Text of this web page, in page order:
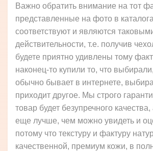
Важно обратить внимание на тот
представленные на фото в
соответствуют и являются
действительности, т.е. получив
будете приятно удивлены тому
наконец-то купили то, что
обычно бывает в интернете,
приходит другое. Мы строго
товар будет безупречного
еще лучше, чем можно увидеть и
потому что текстуру и фактуру
качественной, премиум кожи, в